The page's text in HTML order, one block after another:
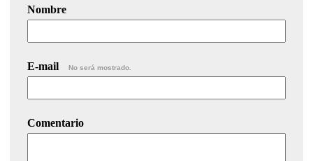
Nombre
E-mail No será mostrado.
Comentario